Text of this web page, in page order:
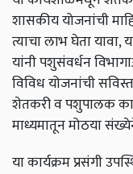
शासकीय योजनांची
त्याचा लाभ घेता यावा,
यांनी पशुसंवर्धन
विविध योजनांची
शेतकरी व पशुपालक
माध्यमातून मोठया
या कार्यक्रम प्रसंगी